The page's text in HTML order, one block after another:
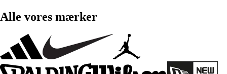
Alle vores mærker